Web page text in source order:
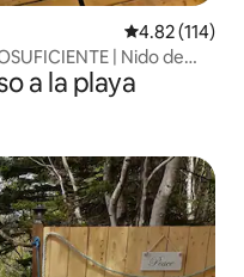
Calificación
4.82 (114)
| Nido de
a la playa